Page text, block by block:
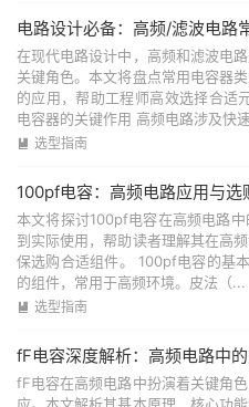
电路设计必备：高频/滤波电路
在现代电路设计中，高频和滤波电
关键角色。本文将盘点常用电容器
的应用，帮助工程师高效选择合适
电容器的关键作用 高频电路涉及快
 选型指南
100pf电容：高频电路应用与选
本文将探讨100pf电容在高频电路
到实际使用，帮助读者理解其在高
保选购合适组件。 100pf电容的基
的组件，常用于高频环境。皮法（...
 选型指南
fF电容深度解析：高频电路中
fF电容在高频电路中扮演着关键角